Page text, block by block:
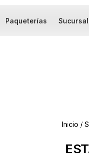
Paqueterías
Inicio /